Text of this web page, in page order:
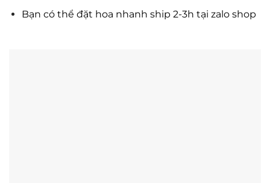
Bạn có thể đặt hoa nhanh ship 2-3h tại zalo shop